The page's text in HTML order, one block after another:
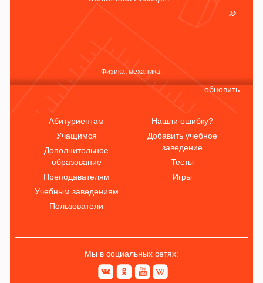
Физика, механика.
обновить
Абитуриентам
Учащимся
Дополнительное
образование
Преподавателям
Учебным заведениям
Пользователи
Нашли ошибку?
Добавить учебное
заведение
Тесты
Игры
Мы в социальных сетях: